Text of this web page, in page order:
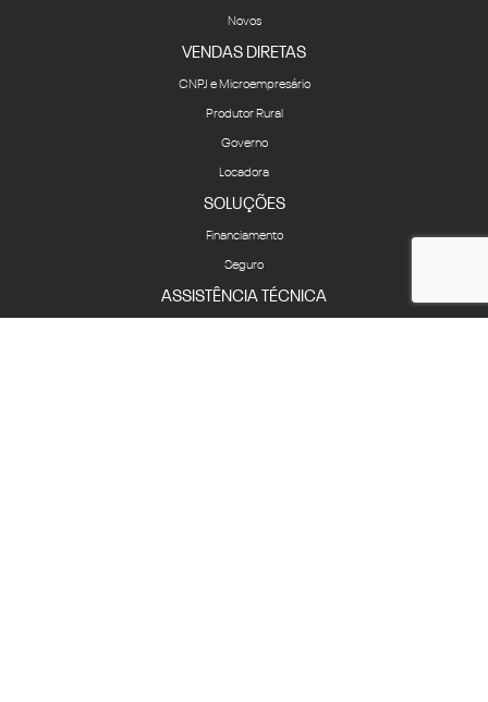
Novos
VENDAS DIRETAS
CNPJ e Microempresário
Produtor Rural
Governo
Locadora
SOLUÇÕES
Financiamento
Seguro
ASSISTÊNCIA TÉCNICA